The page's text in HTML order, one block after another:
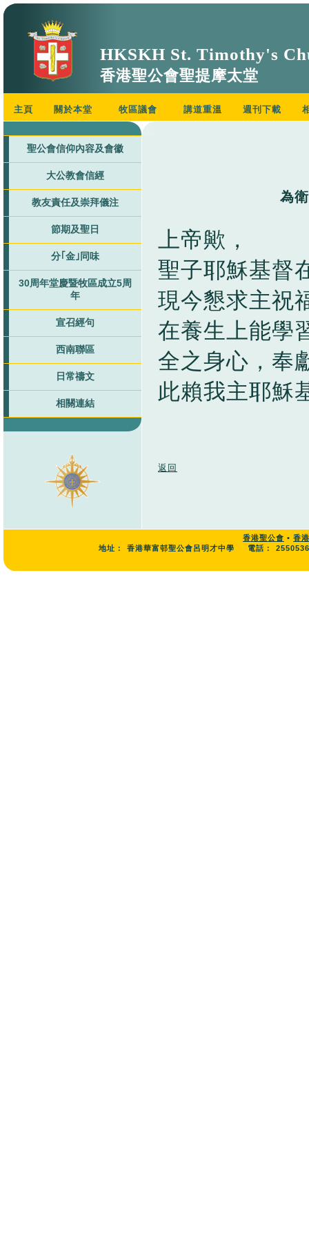
HKSKH St. Timothy's
香港聖公會聖提摩太堂
主頁 關於本堂 牧區議會 講道重溫 週刊下載
聖公會信仰內容及會徽
大公教會信經
教友責任及崇拜儀注
節期及聖日
分｢金｣同味
30周年堂慶暨牧區成立5周
年
宣召經句
西南聯區
日常禱文
相關連結
為
上帝歟，
聖子耶穌基督
現今懇求主祝
在養生上能學
全之身心，奉
此賴我主耶穌
返回
香港聖公會 • 香
地址：
香港華富邨聖公會呂明才中學 電話：